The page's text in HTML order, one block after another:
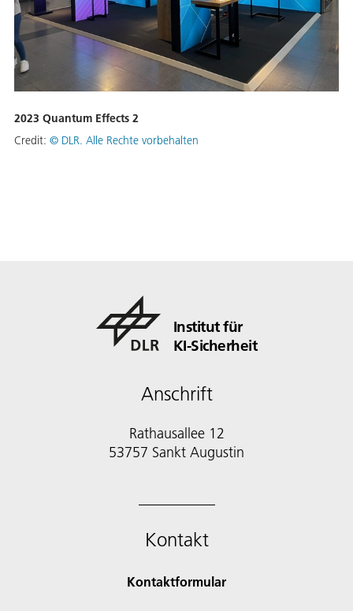
2023 Quantum Effects 2
Credit: © DLR. Alle Rechte vorbehalten
Institut für
KI-Sicherheit
Anschrift
Rathausallee 12
53757 Sankt Augustin
Kontakt
Kontaktformular